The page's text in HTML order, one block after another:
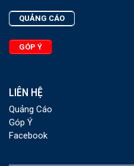
QUẢNG CÁO
GÓP Ý
LIÊN HỆ
Quảng Cáo
Góp Ý
Facebook